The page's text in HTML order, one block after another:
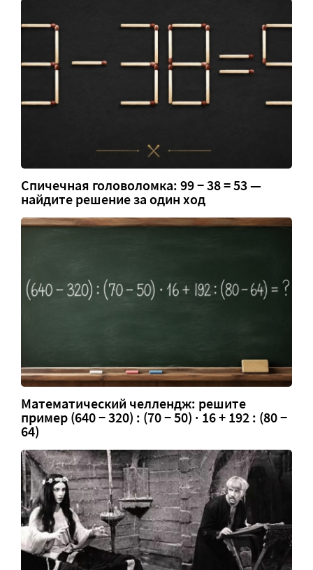
Спичечная головоломка: 99 − 38 = 53 —
найдите решение за один ход
Математический челлендж: решите
пример (640 − 320) : (70 − 50) · 16 + 192 : (80 −
64)